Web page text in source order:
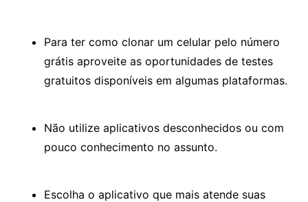
Para ter como clonar um celular pelo número
grátis aproveite as oportunidades de testes
gratuitos disponíveis em algumas plataformas.
Não utilize aplicativos desconhecidos ou com
pouco conhecimento no assunto.
Escolha o aplicativo que mais atende suas